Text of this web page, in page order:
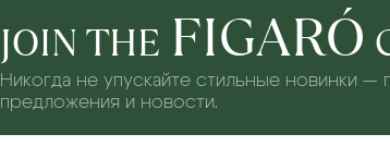
JOIN THE FIGARÓ
Никогда не упускайте стильные новинки —
предложения и новости.